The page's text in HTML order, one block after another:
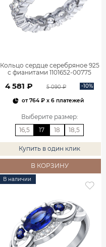
Кольцо сердце серебряное 925
с фианитами 1101652-00775
4 581 ₽ 5 090 ₽ -10%
от764 ₽x 6 платежей
Выберите размер:
16,5
17 18 18,5
Купить в один клик
В КОРЗИНУ
В наличии